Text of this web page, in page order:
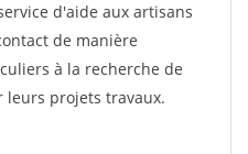
d'aide aux artisans
de manière
à la recherche de
leurs projets travaux.